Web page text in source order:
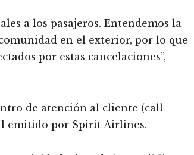
a los pasajeros. Entendemos la
en el exterior, por lo que
por estas cancelaciones”,
de atención al cliente (call
emitido por Spirit Airlines.